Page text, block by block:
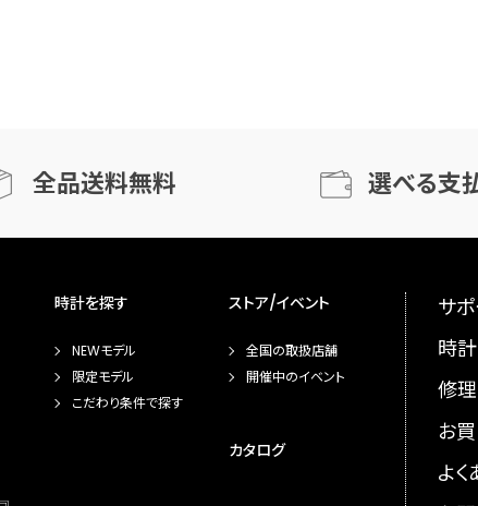
全品送料無料 選べる支
時計を探す
NEWモデル
限定モデル
こだわり条件で探す
ストア/イベント
全国の取扱店舗
開催中のイベント
カタログ
サ
時
修理
お
よ